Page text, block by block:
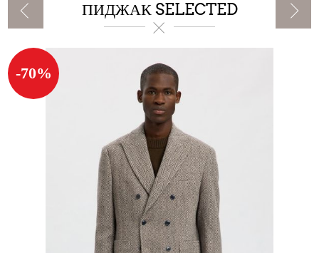
ПИДЖАК SELECTED
-70%